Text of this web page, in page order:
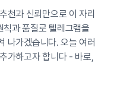
천과 신뢰만으로 이 자리
칙과 품질로 텔레그램을
나가겠습니다. 오늘 여러
가하고자 합니다 - 바로,